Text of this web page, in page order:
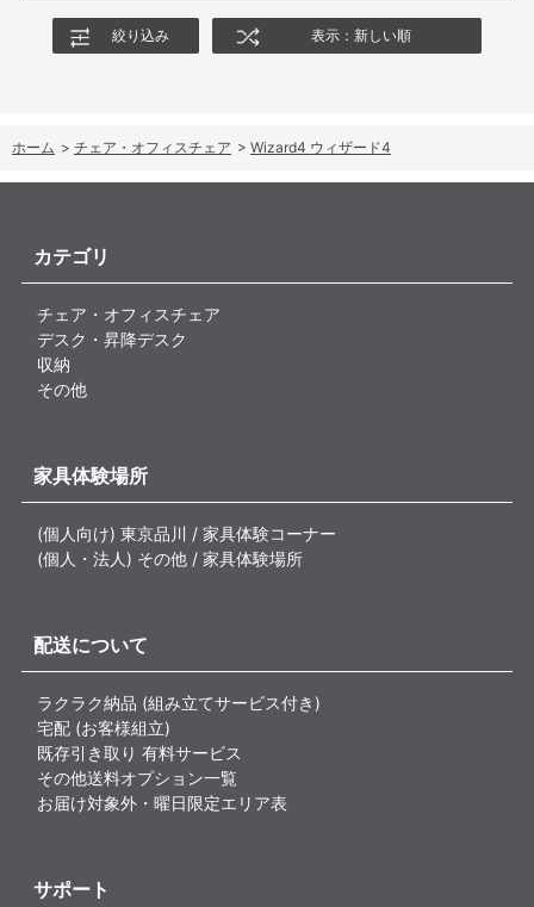
絞り込み 表示：新しい順
ホーム > チェア・オフィスチェア > Wizard4 ウィザード4
カテゴリ
チェア・オフィスチェア
デスク・昇降デスク
収納
その他
家具体験場所
(個人向け) 東京品川 / 家具体験コーナー
(個人・法人) その他 / 家具体験場所
配送について
ラクラク納品 (組み立てサービス付き)
宅配 (お客様組立)
既存引き取り 有料サービス
その他送料オプション一覧
お届け対象外・曜日限定エリア表
サポート